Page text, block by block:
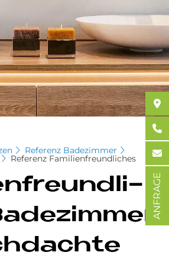
Referenz Badezimmer
Referenz Familienfreundliches
ANFRAGE